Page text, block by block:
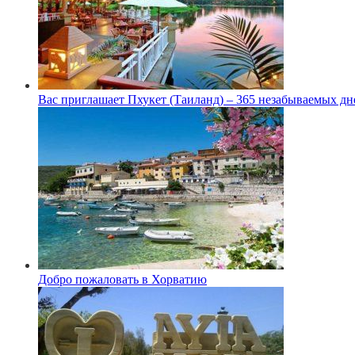
Вас приглашает Пхукет (Таиланд) – 365 незабываемых
Добро пожаловать в Хорватию